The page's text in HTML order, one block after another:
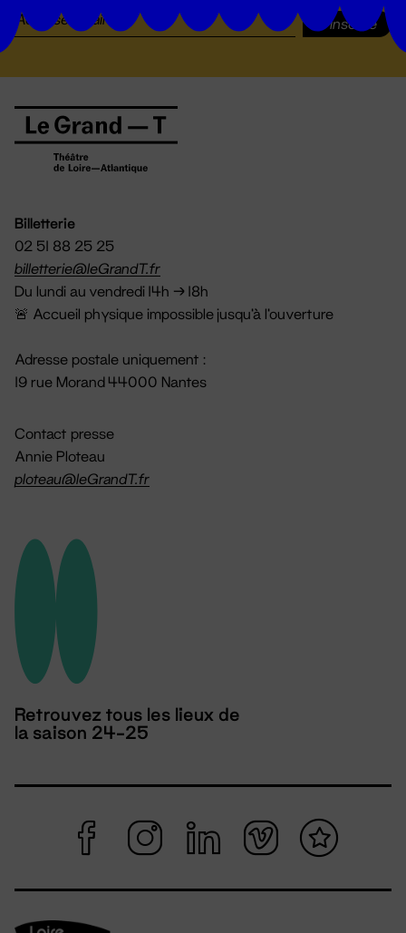
S'inscrire
Billetterie
02 51 88 25 25
billetterie@leGrandT.fr
Du lundi au vendredi 14h → 18h
🚨 Accueil physique impossible jusqu'à l'ouverture
Adresse postale uniquement :
19 rue Morand 44000 Nantes
Contact presse
Annie Ploteau
ploteau@leGrandT.fr
Retrouvez tous les lieux de
la saison 24-25